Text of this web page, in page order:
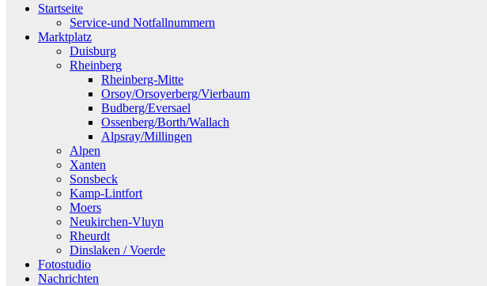
Startseite
Service-und Notfallnummern
Marktplatz
Duisburg
Rheinberg
Rheinberg-Mitte
Orsoy/Orsoyerberg/Vierbaum
Budberg/Eversael
Ossenberg/Borth/Wallach
Alpsray/Millingen
Alpen
Xanten
Sonsbeck
Kamp-Lintfort
Moers
Neukirchen-Vluyn
Rheurdt
Dinslaken / Voerde
Fotostudio
Nachrichten